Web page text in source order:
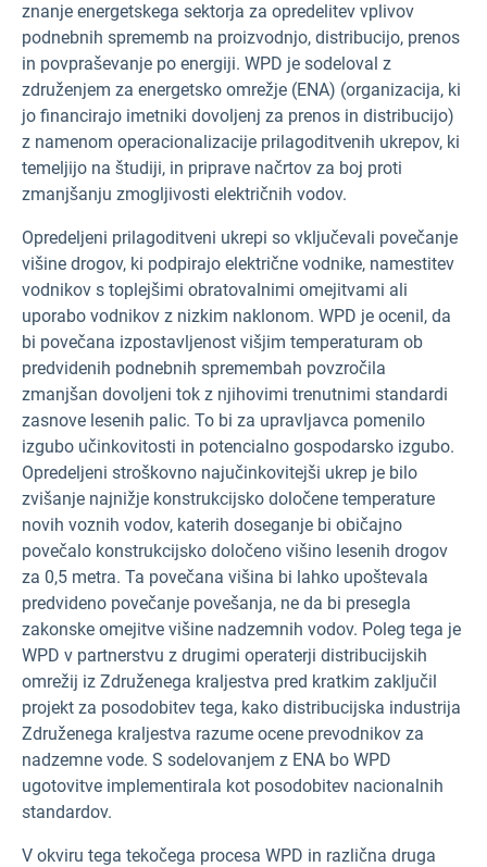
znanje energetskega sektorja za opredelitev vplivov
podnebnih sprememb na proizvodnjo, distribucijo, prenos
in povpraševanje po energiji. WPD je sodeloval z
združenjem za energetsko omrežje (ENA) (organizacija, ki
jo financirajo imetniki dovoljenj za prenos in distribucijo)
z namenom operacionalizacije prilagoditvenih ukrepov, ki
temeljijo na študiji, in priprave načrtov za boj proti
zmanjšanju zmogljivosti električnih vodov.
Opredeljeni prilagoditveni ukrepi so vključevali povečanje
višine drogov, ki podpirajo električne vodnike, namestitev
vodnikov s toplejšimi obratovalnimi omejitvami ali
uporabo vodnikov z nizkim naklonom. WPD je ocenil, da
bi povečana izpostavljenost višjim temperaturam ob
predvidenih podnebnih spremembah povzročila
zmanjšan dovoljeni tok z njihovimi trenutnimi standardi
zasnove lesenih palic. To bi za upravljavca pomenilo
izgubo učinkovitosti in potencialno gospodarsko izgubo.
Opredeljeni stroškovno najučinkovitejši ukrep je bilo
zvišanje najnižje konstrukcijsko določene temperature
novih voznih vodov, katerih doseganje bi običajno
povečalo konstrukcijsko določeno višino lesenih drogov
za 0,5 metra. Ta povečana višina bi lahko upoštevala
predvideno povečanje povešanja, ne da bi presegla
zakonske omejitve višine nadzemnih vodov. Poleg tega je
WPD v partnerstvu z drugimi operaterji distribucijskih
omrežij iz Združenega kraljestva pred kratkim zaključil
projekt za posodobitev tega, kako distribucijska industrija
Združenega kraljestva razume ocene prevodnikov za
nadzemne vode. S sodelovanjem z ENA bo WPD
ugotovitve implementirala kot posodobitev nacionalnih
standardov.
V okviru tega tekočega procesa WPD in različna druga